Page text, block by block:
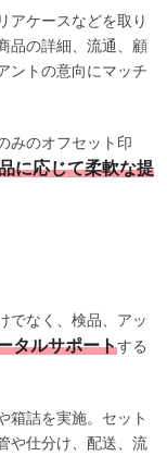
アケースなどを取り
品の詳細、流通、顧
ントの意向にマッチ
みのオフセット印
に応じて柔軟な提
でなく、検品、アッ
タルサポートする
箱詰を実施。セット
や仕分け、配送、流